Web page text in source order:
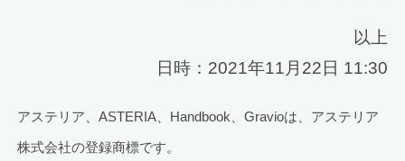
以上
日時：2021年11月22日 11:30
アステリア、ASTERIA、Handbook、Gravioは、アステリア
株式会社の登録商標です。